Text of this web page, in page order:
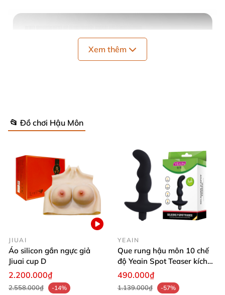
Xem thêm
📂 Đồ chơi Hậu Môn
JIUAI
Áo silicon gắn ngực giả
Jiuai cup D
2.200.000₫
2.558.000₫
-14%
YEAIN
Que rung hậu môn 10 chế
độ Yeain Spot Teaser kích
thích mạnh mẽ hưng phấn
490.000₫
1.139.000₫
-57%